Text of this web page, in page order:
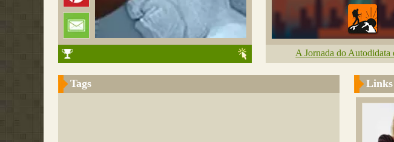
A Jornada do Autodidata
Tags Links